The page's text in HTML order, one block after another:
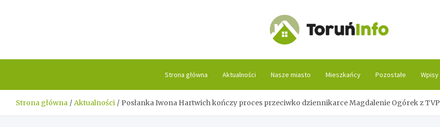
Strona główna Aktualności Nasze miasto Mieszkańcy Pozostałe Wpisy
Strona główna Aktualności Posłanka Iwona Hartwich kończy proces przeciwko dziennikarce Magdalenie Ogórek z TVP